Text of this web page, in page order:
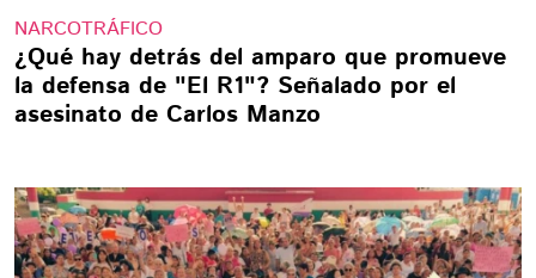
NARCOTRÁFICO
¿Qué hay detrás del amparo que promueve
la defensa de "El R1"? Señalado por el
asesinato de Carlos Manzo